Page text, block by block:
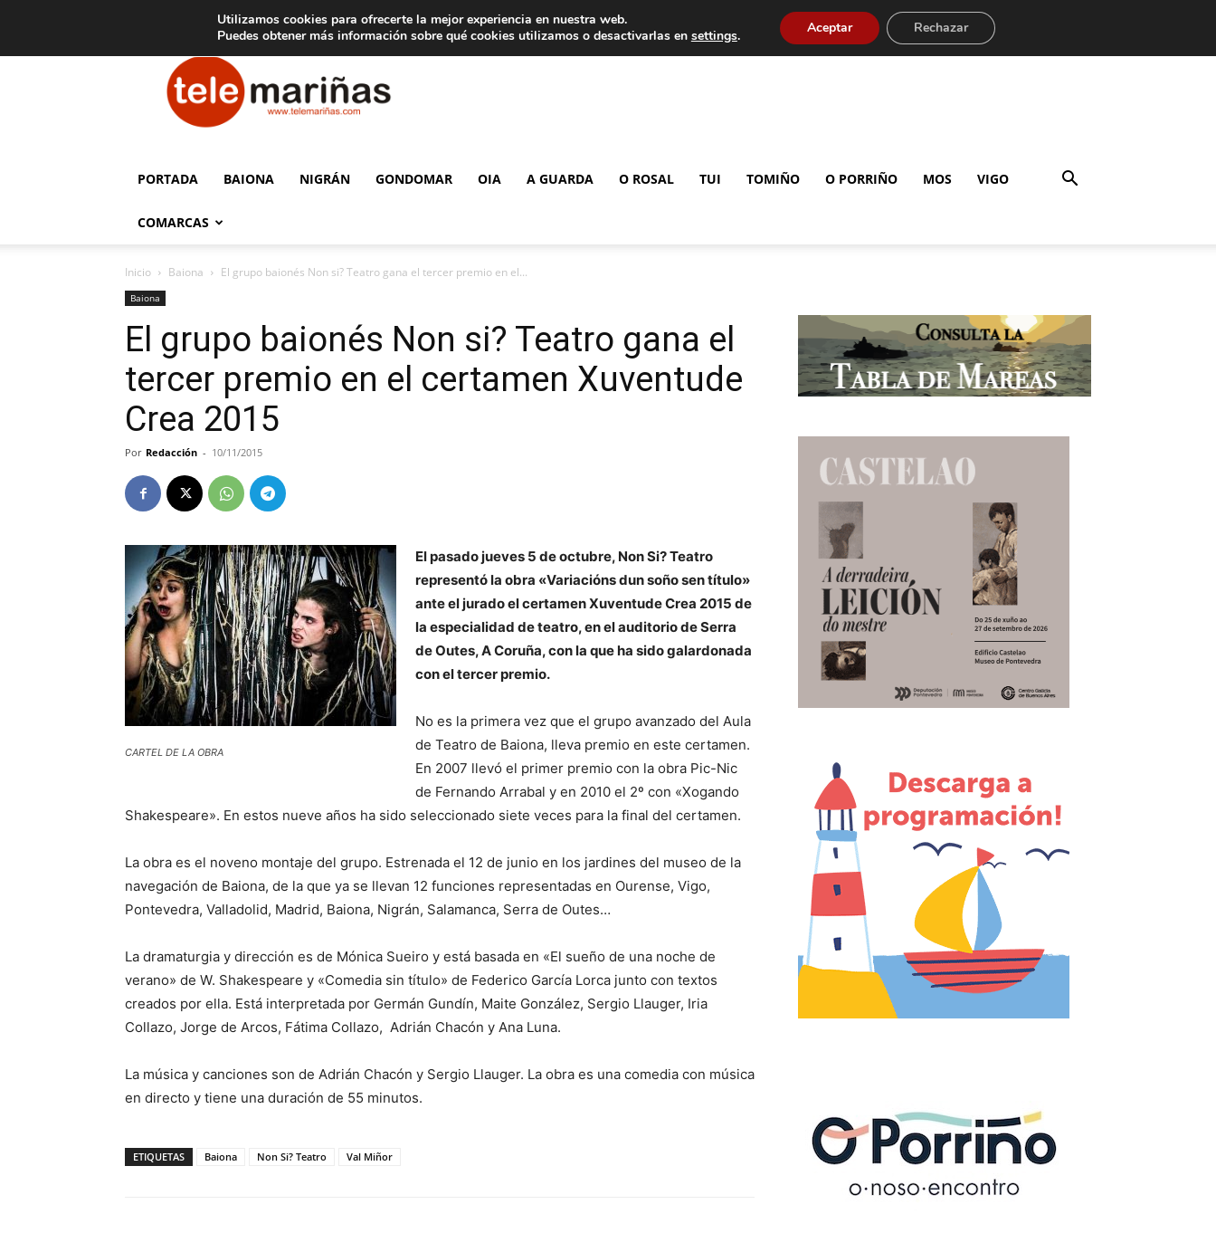
Aviso legal Tarifas de publicidad
Telemariñas
PORTADA BAIONA NIGRÁN GONDOMAR OIA A GUARDA O ROSAL TUI TOMIÑO O PORRIÑO MOS VIGO
COMARCAS
Inicio Baiona El grupo baionés Non si? Teatro gana el tercer premio en el...
Baiona
El grupo baionés Non si? Teatro gana el
tercer premio en el certamen Xuventude
Crea 2015
Por Redacción - 10/11/2015
CARTEL DE LA OBRA
El pasado jueves 5 de octubre, Non Si? Teatro
representó la obra «Variacións dun soño sen título»
ante el jurado el certamen Xuventude Crea 2015 de
la especialidad de teatro, en el auditorio de Serra
de Outes, A Coruña, con la que ha sido galardonada
con el tercer premio.
No es la primera vez que el grupo avanzado del Aula
de Teatro de Baiona, lleva premio en este certamen.
En 2007 llevó el primer premio con la obra Pic-Nic
de Fernando Arrabal y en 2010 el 2º con «Xogando
Shakespeare». En estos nueve años ha sido seleccionado siete veces para la final del certamen.
La obra es el noveno montaje del grupo. Estrenada el 12 de junio en los jardines del museo de la
navegación de Baiona, de la que ya se llevan 12 funciones representadas en Ourense, Vigo,
Pontevedra, Valladolid, Madrid, Baiona, Nigrán, Salamanca, Serra de Outes…
La dramaturgia y dirección es de Mónica Sueiro y está basada en «El sueño de una noche de
verano» de W. Shakespeare y «Comedia sin título» de Federico García Lorca junto con textos
creados por ella. Está interpretada por Germán Gundín, Maite González, Sergio Llauger, Iria
Collazo, Jorge de Arcos, Fátima Collazo, Adrián Chacón y Ana Luna.
La música y canciones son de Adrián Chacón y Sergio Llauger. La obra es una comedia con música
en directo y tiene una duración de 55 minutos.
ETIQUETAS Baiona Non Si? Teatro Val Miñor
Utilizamos cookies para ofrecerte la mejor experiencia en nuestra web.
Puedes obtener más información sobre qué cookies utilizamos o desactivarlas en settings. Aceptar Rechazar